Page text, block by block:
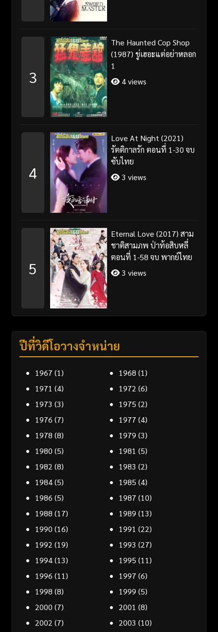
3
The Haunted Cop Shop
(1987) ขู่เฮอะแต่อย่าหลอก
1
4 views
4
Love At Night (2021)
รัตติกาลรัก ตอนที่ 1-30 จบ
ซับไทย
3 views
5
Eternal Love (2017) สาม
ชาติสามภพ ป่าท้อสิบหลี่
ตอนที่ 1-58 จบ พากย์ไทย
3 views
ปีที่วิดีโอวางจำหน่าย
1967 (1) 1968 (1)
1971 (4) 1972 (6)
1973 (3) 1975 (2)
1976 (7) 1977 (4)
1978 (8) 1979 (3)
1980 (5) 1981 (5)
1982 (8) 1983 (2)
1984(5) 1985 (4)
1986 (5) 1987 (10)
1988 (17) 1989 (13)
1990 (16) 1991 (22)
1992 (19) 1993 (27)
1994(13) 1995 (11)
1996 (11) 1997 (6)
1998 (8) 1999 (5)
2000 (7) 2001 (8)
2002 (7) 2003 (10)